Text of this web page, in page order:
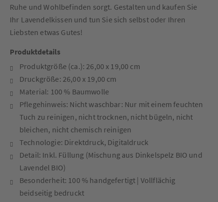
Ruhe und Wohlbefinden sorgt. Gestalten und kaufen Sie
Ihr Lavendelkissen und tun Sie sich selbst oder Ihren
Liebsten etwas Gutes!
Produktdetails
Produktgröße (ca.): 26,00 x 19,00 cm
Druckgröße: 26,00 x 19,00 cm
Material: 100 % Baumwolle
Pflegehinweis: Nicht waschbar: Nur mit einem feuchten
Tuch zu reinigen, nicht trocknen, nicht bügeln, nicht
bleichen, nicht chemisch reinigen
Technologie: Direktdruck, Digitaldruck
Detail: Inkl. Füllung (Mischung aus Dinkelspelz BIO und
Lavendel BIO)
Besonderheit: 100 % handgefertigt | Vollflächig
beidseitig bedruckt